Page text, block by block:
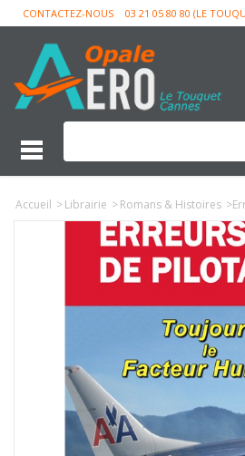
CONTACTEZ-NOUS 03 21 05 80 80 (LE
Accueil >Librairie >Romans & Histoires >